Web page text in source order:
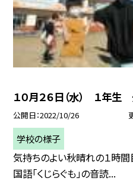
１０月２６日（水） １年
公開日 2022/10/26
学校の様子
気持ちのよい秋晴れの１時間
国語「くじらぐも」の音読...